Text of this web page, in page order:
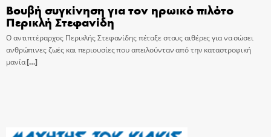
Βουβή συγκίνηση για τον ηρωικό πιλότο
Περικλή Στεφανίδη
Ο αντιπτέραρχος Περικλής Στεφανίδης πέταξε στους αιθέρες για να σώσει
ανθρώπινες ζωές και περιουσίες που απειλούνταν από την καταστροφική
μανία[…]